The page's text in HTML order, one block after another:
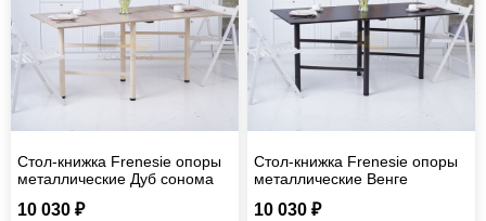
Стол-книжка Frenesie опоры
металлические Дуб сонома
10 030 ₽
Стол-книжка Frenesie опоры
металлические Венге
10 030 ₽